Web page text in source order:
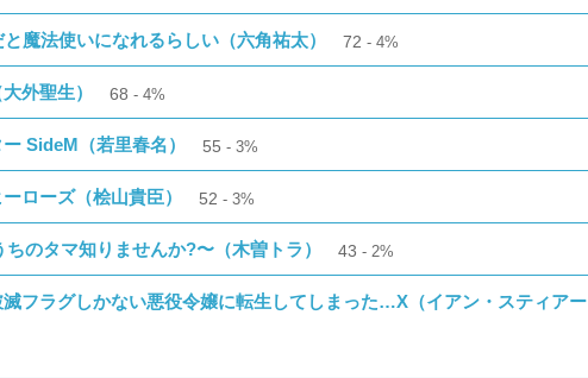
魔法使いになれるらしい（六角祐太） 72 4%
外聖生） 68 4%
SideM（若里春名） 55 3%
ローズ（桧山貴臣） 52 3%
のタマ知りませんか?〜（木曽トラ） 43 2%
フラグしかない悪役令嬢に転生してしまった…X（イアン・スティアー